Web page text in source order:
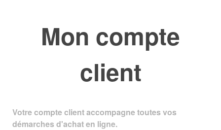
Mon compte
client
Votre compte client accompagne toutes vos
démarches d'achat en ligne.